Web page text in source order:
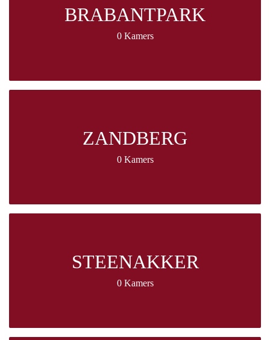
BRABANTPARK
0 Kamers
ZANDBERG
0 Kamers
STEENAKKER
0 Kamers